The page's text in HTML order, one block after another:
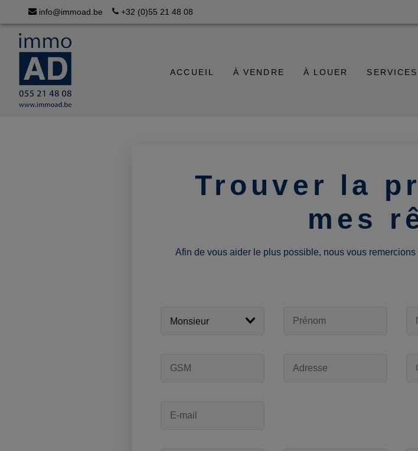
info@immoad.be +32 (0)55 21 48 08
ACCUEIL À VENDRE À LOUER SERVICES
Trouver la
mes
Afin de vous aider le plus possible, nous vous